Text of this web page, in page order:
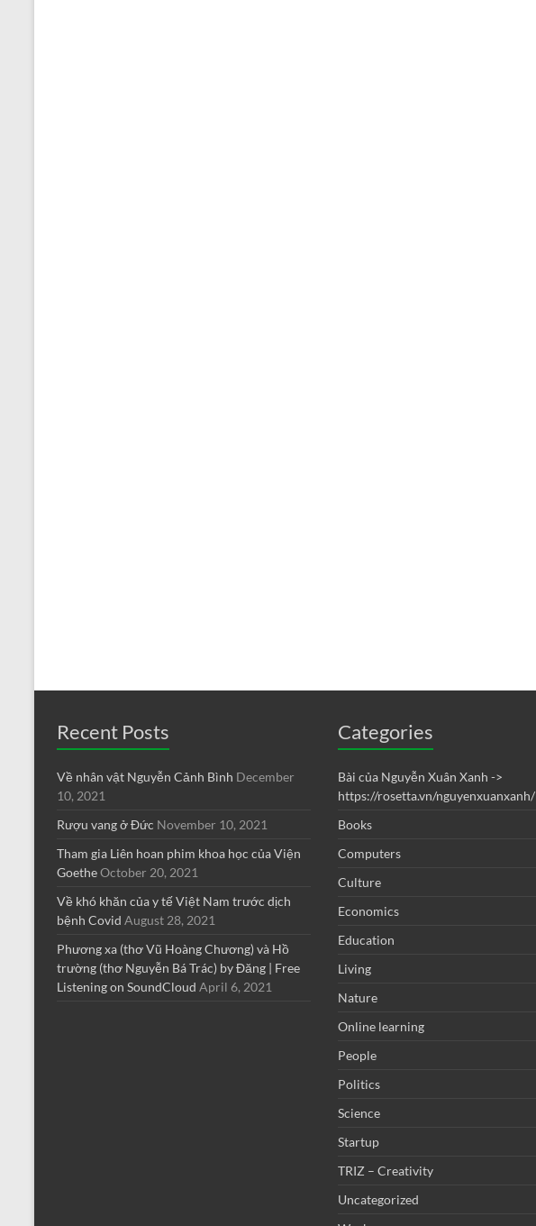
Recent Posts
Về nhân vật Nguyễn Cảnh Bình December
10, 2021
Rượu vang ở Đức November 10, 2021
Tham gia Liên hoan phim khoa học của Viện
GoetheOctober 20, 2021
Về khó khăn của y tế Việt Nam trước dịch
bệnh Covid August 28, 2021
Phương xa (thơ Vũ Hoàng Chương) và Hồ
trường (thơ Nguyễn Bá Trác) by Đăng | Free
Listening on SoundCloud April 6, 2021
Categories
Bài của Nguyễn Xuân Xanh ->
https://rosetta.vn/nguyenxuanxanh/
Books
Computers
Culture
Economics
Education
Living
Nature
Online learning
People
Politics
Science
Startup
TRIZ – Creativity
Uncategorized